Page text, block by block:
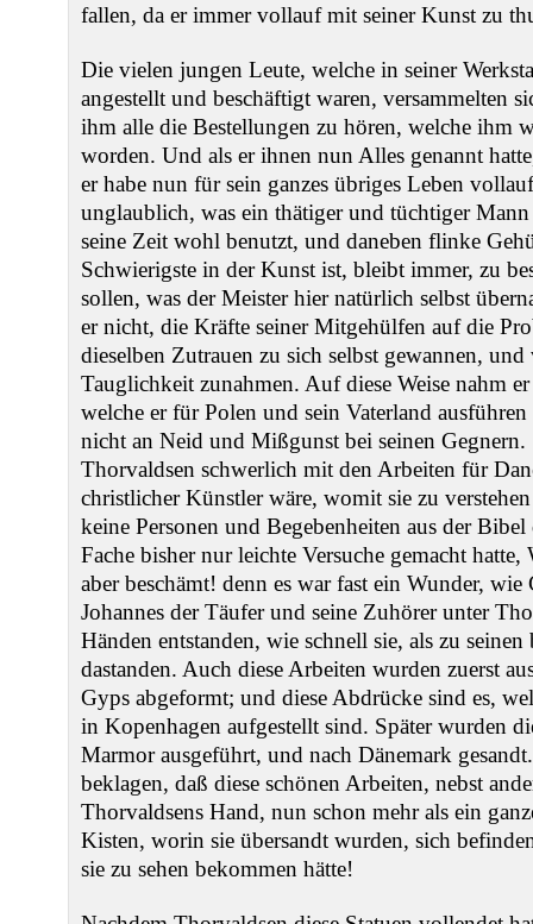
fallen, da er immer vollauf mit seiner Kunst zu
Die vielen jungen Leute, welche in seiner
angestellt und beschäftigt waren, versammelten
ihm alle die Bestellungen zu hören, welche ihm
worden. Und als er ihnen nun Alles genannt
er habe nun für sein ganzes übriges Leben
unglaublich, was ein thätiger und tüchtiger
seine Zeit wohl benutzt, und daneben flinke
Schwierigste in der Kunst ist, bleibt immer, zu
sollen, was der Meister hier natürlich selbst
er nicht, die Kräfte seiner Mitgehülfen auf die
dieselben Zutrauen zu sich selbst gewannen, und
Tauglichkeit zunahmen. Auf diese Weise nahm
welche er für Polen und sein Vaterland
nicht an Neid und Mißgunst bei seinen Gegnern.
Thorvaldsen schwerlich mit den Arbeiten für
christlicher Künstler wäre, womit sie zu
keine Personen und Begebenheiten aus der
Fache bisher nur leichte Versuche gemacht
aber beschämt! denn es war fast ein Wunder,
Johannes der Täufer und seine Zuhörer unter
Händen entstanden, wie schnell sie, als zu
dastanden. Auch diese Arbeiten wurden zuerst
Gyps abgeformt; und diese Abdrücke sind es,
in Kopenhagen aufgestellt sind. Später wurden
Marmor ausgeführt, und nach Dänemark
beklagen, daß diese schönen Arbeiten, nebst
Thorvaldsens Hand, nun schon mehr als ein
Kisten, worin sie übersandt wurden, sich
sie zu sehen bekommen hätte!